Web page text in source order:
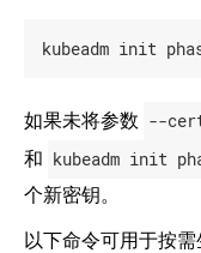
如果未将参数 --
和 kubeadm init
个新密钥。
以下命令可用于按需